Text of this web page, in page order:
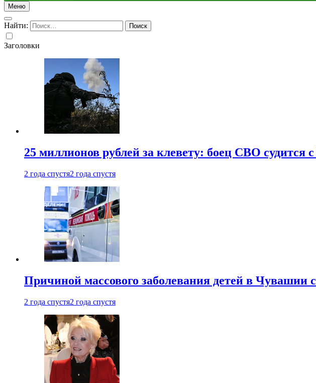
Меню
Найти:
Заголовки
25 миллионов рублей за клевету: боец СВО
2 года спустя2 года спустя
Причиной массового заболевания детей в Чувашии
2 года спустя2 года спустя